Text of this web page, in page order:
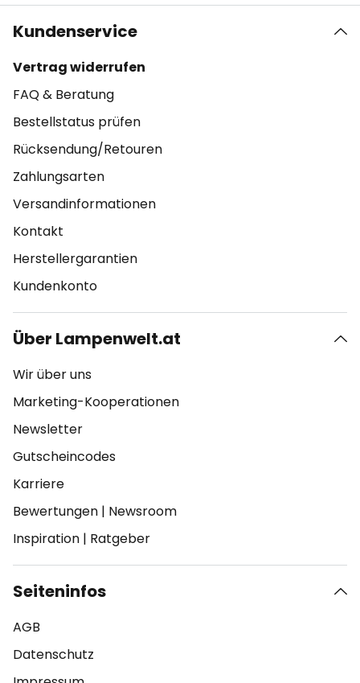
Kundenservice
Vertrag widerrufen
FAQ & Beratung
Bestellstatus prüfen
Rücksendung/Retouren
Zahlungsarten
Versandinformationen
Kontakt
Herstellergarantien
Kundenkonto
Über Lampenwelt.at
Wir über uns
Marketing-Kooperationen
Newsletter
Gutscheincodes
Karriere
Bewertungen | Newsroom
Inspiration | Ratgeber
Seiteninfos
AGB
Datenschutz